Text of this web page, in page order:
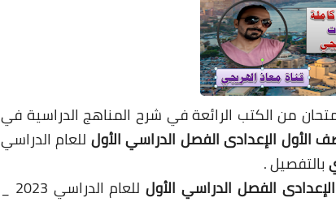
من الكتب الرائعة في شرح المناهج الدراسية في
الأول الإعدادى الفصل الدراسي الأول للعام الدراسي
بالتفصيل .
الفصل الدراسي الأول
للعام الدراسي 2023 _